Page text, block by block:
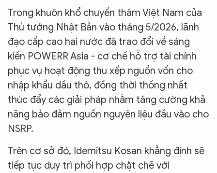
Trong khuôn khổ chuyến thăm Việt Nam của
Thủ tướng Nhật Bản vào tháng 5/2026, lãnh
đạo cấp cao hai nước đã trao đổi về sáng
kiến POWERR Asia - cơ chế hỗ trợ tài chính
phục vụ hoạt động thu xếp nguồn vốn cho
nhập khẩu dầu thô, đồng thời thống nhất
thúc đẩy các giải pháp nhằm tăng cường khả
năng bảo đảm nguồn nguyên liệu đầu vào cho
NSRP.
Trên cơ sở đó, Idemitsu Kosan khẳng định sẽ
tiếp tục duy trì phối hợp chặt chẽ với